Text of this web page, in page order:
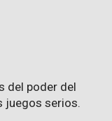
del poder del
juegos serios.